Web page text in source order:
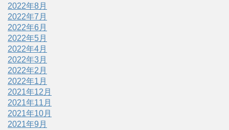
2022年8月
2022年7月
2022年6月
2022年5月
2022年4月
2022年3月
2022年2月
2022年1月
2021年12月
2021年11月
2021年10月
2021年9月